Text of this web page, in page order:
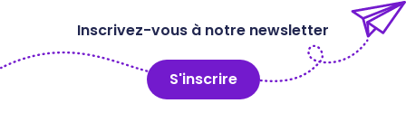
Inscrivez-vous à notre newsletter
S'inscrire